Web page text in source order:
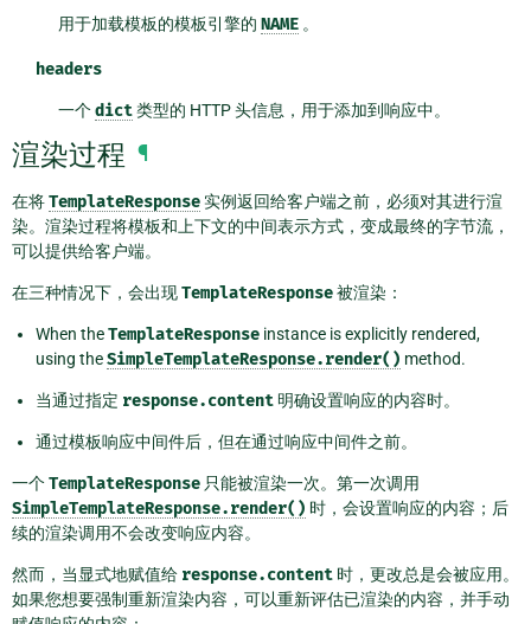
用于加载模板的模板引擎的NAME 。
headers
一个dict类型的 HTTP 头信息，用于添加到响应中。
渲染过程 ¶
在将TemplateResponse实例返回给客户端之前，必须对其进行渲
染。渲染过程将模板和上下文的中间表示方式，变成最终的字节流，
可以提供给客户端。
在三种情况下，会出现TemplateResponse被渲染：
When theTemplateResponse instance is explicitly rendered,
using theSimpleTemplateResponse.render() method.
当通过指定 response.content 明确设置响应的内容时。
通过模板响应中间件后，但在通过响应中间件之前。
一个TemplateResponse 只能被渲染一次。第一次调用
SimpleTemplateResponse.render() 时，会设置响应的内容；后
续的渲染调用不会改变响应内容。
然而，当显式地赋值给 response.content 时，更改总是会被应用。
如果您想要强制重新渲染内容，可以重新评估已渲染的内容，并手动